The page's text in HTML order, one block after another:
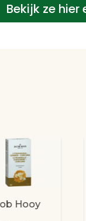
Bekijk ze hier
Hooy